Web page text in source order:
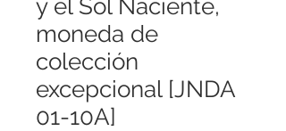
y el Sol Naciente,
moneda de
colección
excepcional [JNDA
01-10A]